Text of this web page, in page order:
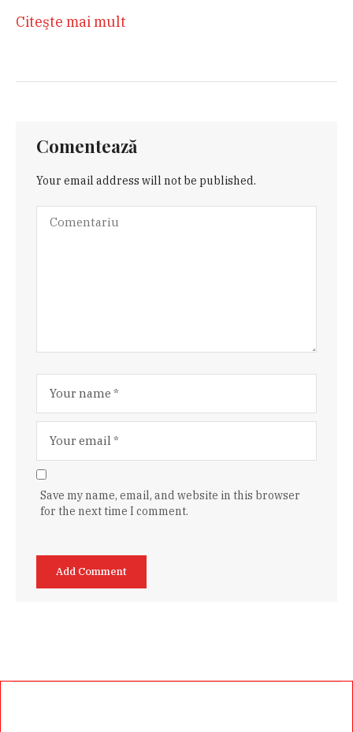
Citeşte mai mult
Comentează
Your email address will not be published.
Save my name, email, and website in this browser
for the next time I comment.